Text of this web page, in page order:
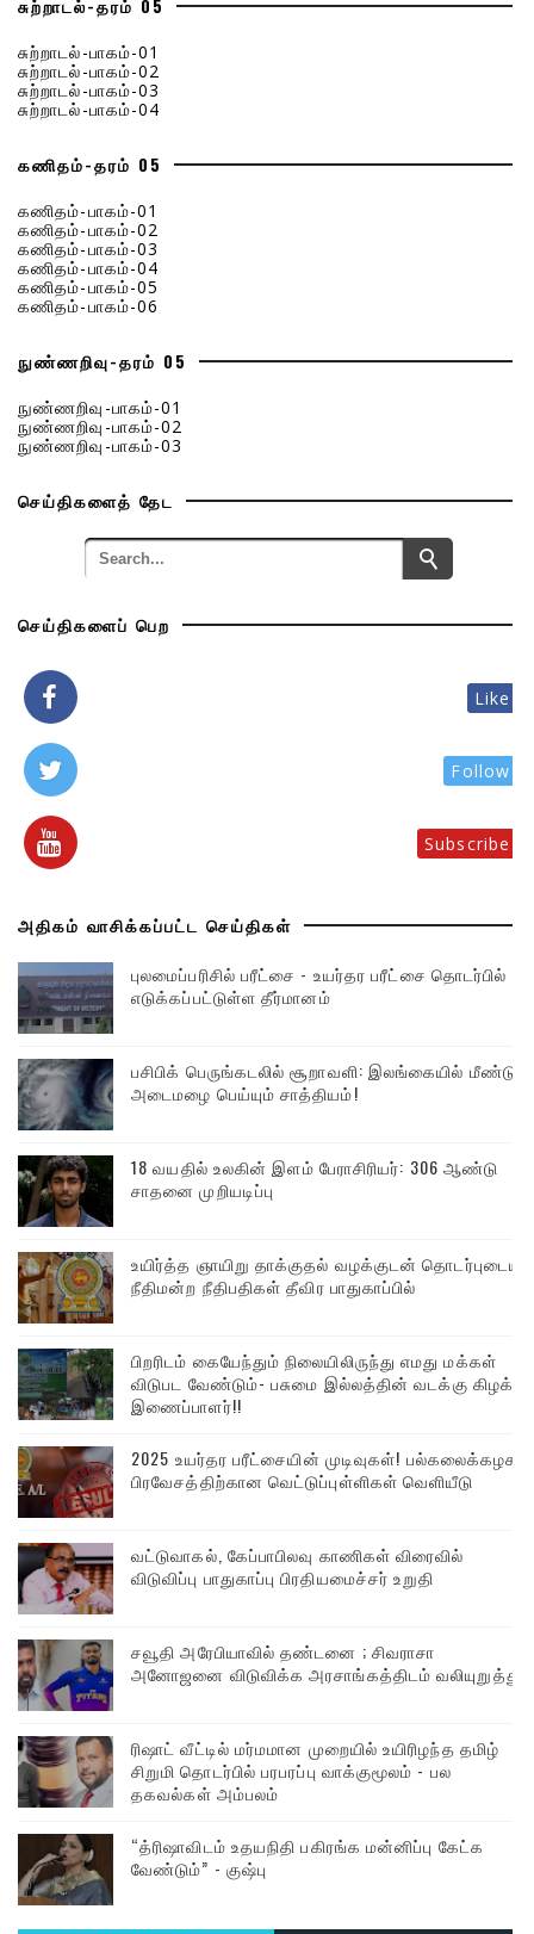
சுற்றாடல்-தரம் 05
சுற்றாடல்-பாகம்-01
சுற்றாடல்-பாகம்-02
சுற்றாடல்-பாகம்-03
சுற்றாடல்-பாகம்-04
கணிதம்-தரம் 05
கணிதம்-பாகம்-01
கணிதம்-பாகம்-02
கணிதம்-பாகம்-03
கணிதம்-பாகம்-04
கணிதம்-பாகம்-05
கணிதம்-பாகம்-06
நுண்ணறிவு-தரம் 05
நுண்ணறிவு-பாகம்-01
நுண்ணறிவு-பாகம்-02
நுண்ணறிவு-பாகம்-03
செய்திகளைத் தேட
செய்திகளைப் பெற
Like
Follow
Subscribe
அதிகம் வாசிக்கப்பட்ட செய்திகள்
புலமைப்பரிசில் பரீட்சை - உயர்தர பரீட்சை தொடர்பில்
எடுக்கப்பட்டுள்ள தீர்மானம்
பசிபிக் பெருங்கடலில் சூறாவளி: இலங்கையில் மீண்டும்
அடைமழை பெய்யும் சாத்தியம்!
18 வயதில் உலகின் இளம் பேராசிரியர்: 306 ஆண்டு
சாதனை முறியடிப்பு
உயிர்த்த ஞாயிறு தாக்குதல் வழக்குடன் தொடர்புடைய
நீதிமன்ற நீதிபதிகள் தீவிர பாதுகாப்பில்
பிறரிடம் கையேந்தும் நிலையிலிருந்து எமது மக்கள்
விடுபட வேண்டும்- பசுமை இல்லத்தின் வடக்கு கிழக்கு
இணைப்பாளர்!!
2025 உயர்தர பரீட்சையின் முடிவுகள்! பல்கலைக்கழக
பிரவேசத்திற்கான வெட்டுப்புள்ளிகள் வெளியீடு
வட்டுவாகல், கேப்பாபிலவு காணிகள் விரைவில்
விடுவிப்பு பாதுகாப்பு பிரதியமைச்சர் உறுதி
சவூதி அரேபியாவில் தண்டனை ; சிவராசா
அனோஜனை விடுவிக்க அரசாங்கத்திடம் வலியுறுத்து
ரிஷாட் வீட்டில் மர்மமான முறையில் உயிரிழந்த தமிழ்
சிறுமி தொடர்பில் பரபரப்பு வாக்குமூலம் - பல
தகவல்கள் அம்பலம்
“த்ரிஷாவிடம் உதயநிதி பகிரங்க மன்னிப்பு கேட்க
வேண்டும்” - குஷ்பு